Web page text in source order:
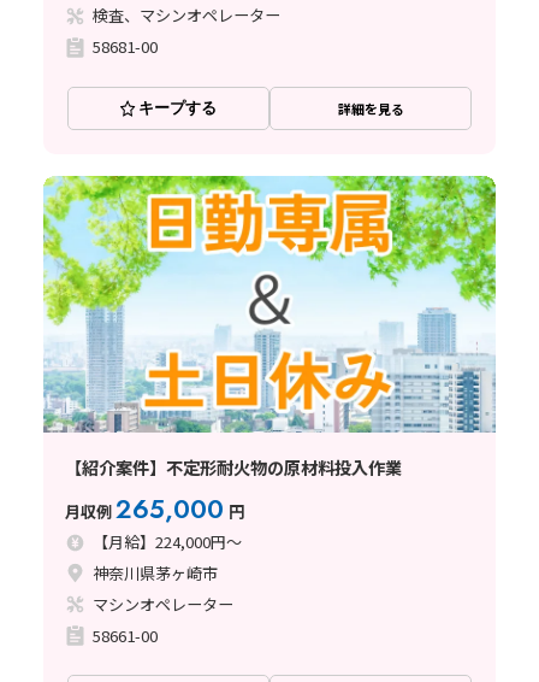
検査、マシンオペレーター
58681-00
キープする 詳細を見る
【紹介案件】不定形耐火物の原材料投入作業
月収例265,000 円
【月給】224,000円～
神奈川県茅ヶ崎市
マシンオペレーター
58661-00